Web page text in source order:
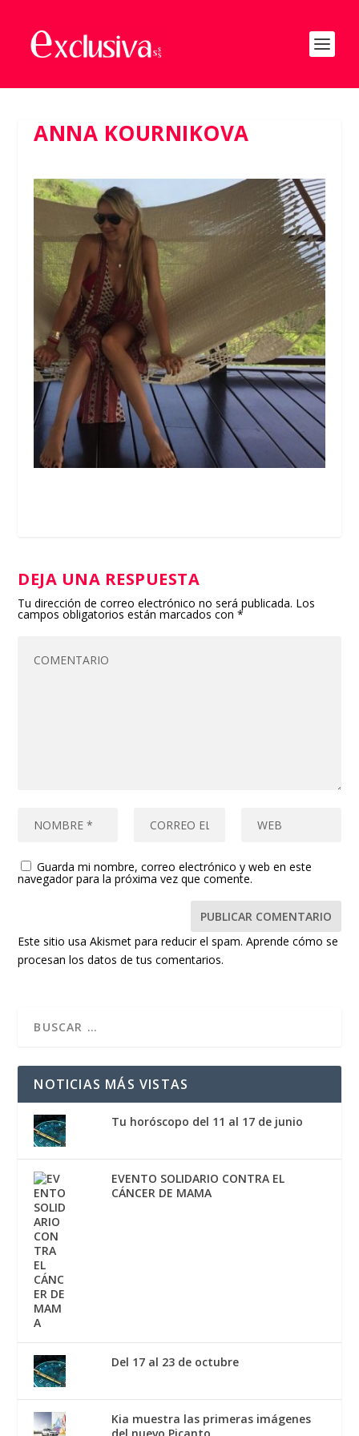
ANNA KOURNIKOVA
DEJA UNA RESPUESTA
Tu dirección de correo electrónico no será publicada. Los
campos obligatorios están marcados con*
Guarda mi nombre, correo electrónico y web en este
navegador para la próxima vez que comente.
Este sitio usa Akismet para reducir el spam.Aprende cómo se
procesan los datos de tus comentarios.
NOTICIAS MÁS VISTAS
Tu horóscopo del 11 al 17 de junio
EVENTO SOLIDARIO CONTRA EL
CÁNCER DE MAMA
Del 17 al 23 de octubre
Kia muestra las primeras imágenes